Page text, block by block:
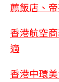
薦飯店、
香港航空
適
香港中環